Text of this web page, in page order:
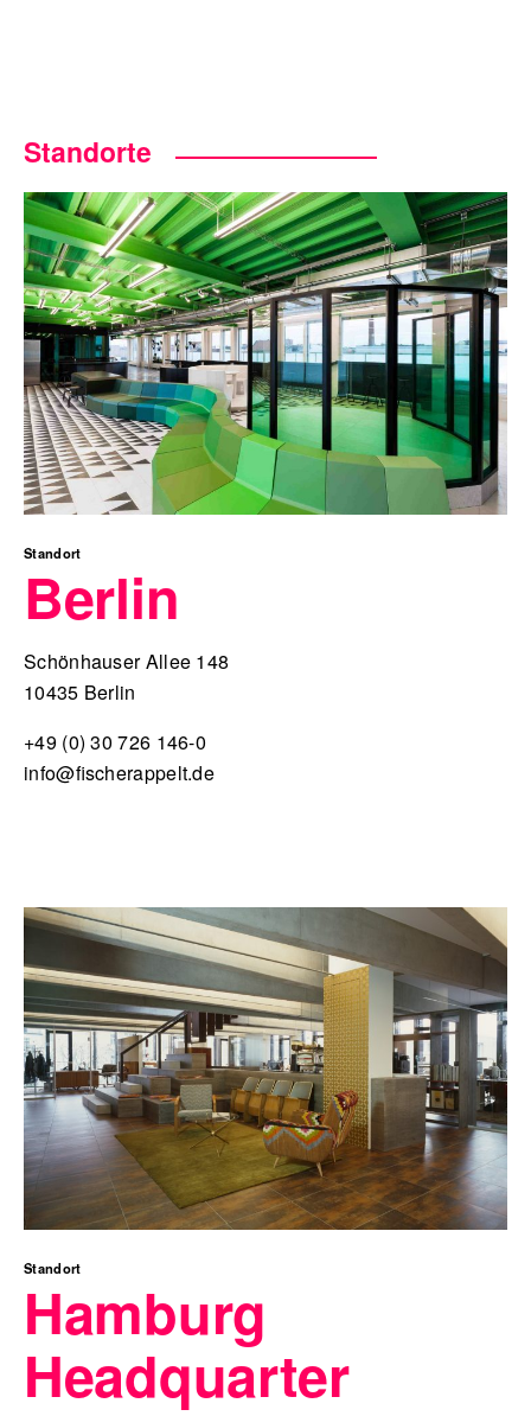
Standorte
Standort
Berlin
Schönhauser Allee 148
10435 Berlin
+49 (0) 30 726 146-0
info@fischerappelt.de
Standort
Hamburg
Headquarter